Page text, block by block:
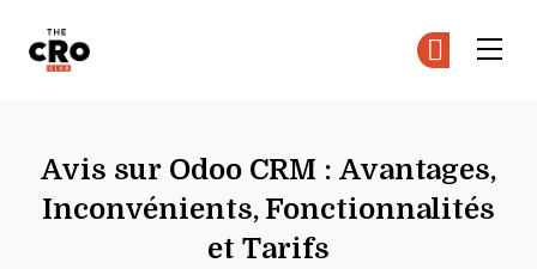
Avis sur Odoo CRM : Avantages,
Inconvénients, Fonctionnalités
et Tarifs